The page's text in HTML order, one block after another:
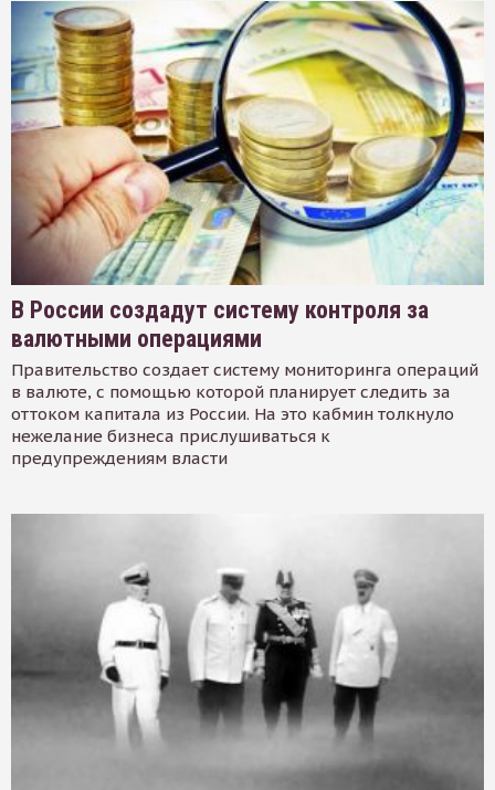
В России создадут систему контроля за
валютными операциями
Правительство создает систему мониторинга операций
в валюте, с помощью которой планирует следить за
оттоком капитала из России. На это кабмин толкнуло
нежелание бизнеса прислушиваться к
предупреждениям власти